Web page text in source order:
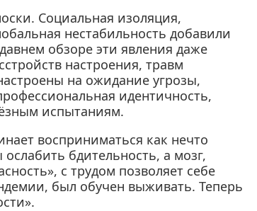
Социальная изоляция,
нестабильность добавили
обзоре эти явления даже
настроения, травм
на ожидание угрозы,
идентичность,
испытаниям.
восприниматься как нечто
бдительность, а мозг,
с трудом позволяет себе
был обучен выживать. Теперь